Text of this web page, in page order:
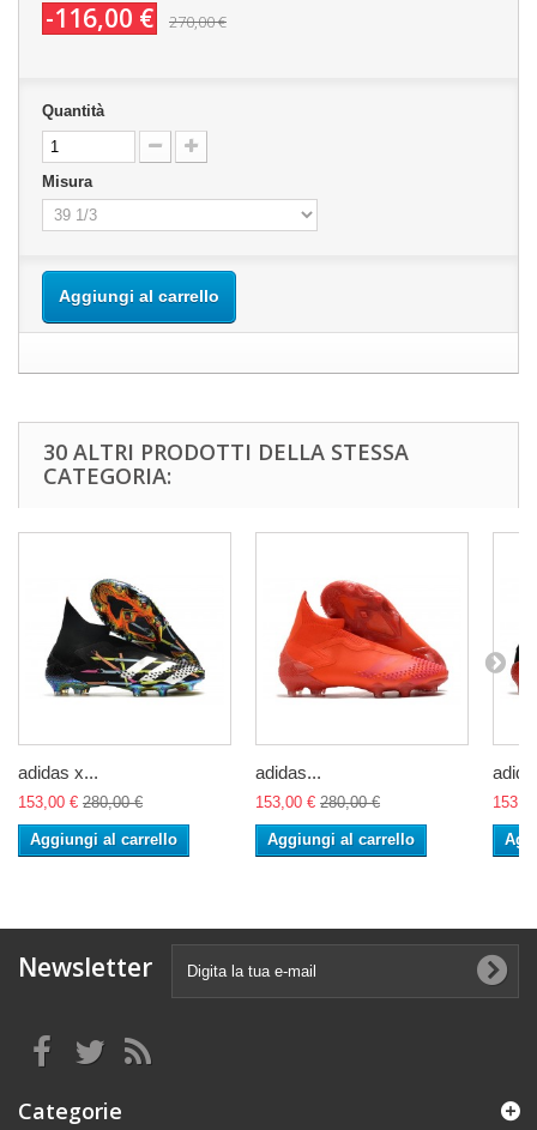
-116,00 € 270,00 €
Quantità
Misura
Aggiungi al carrello
30 ALTRI PRODOTTI DELLA STESSA
CATEGORIA:
adidas x...
153,00 € 280,00 €
Aggiungi al carrello
adidas...
153,00 € 280,00 €
Aggiungi al carrello
Newsletter
Categorie